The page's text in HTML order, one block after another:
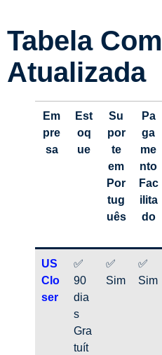
Tabela
Atualizada
Em
pre
sa
Est
oq
ue
Su
por
te
em
Por
tug
uês
Pa
ga
me
nto
Fac
ilita
do
US
Clo
ser
✅
90
dia
s
Gra
tuít
✅
Sim
✅
Sim